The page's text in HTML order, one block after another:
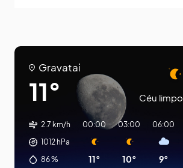
Gravataí
11° Céu limpo
2.7 km/h
1012 hPa
86%
00:00
11°
03:00
10°
06:00
9°